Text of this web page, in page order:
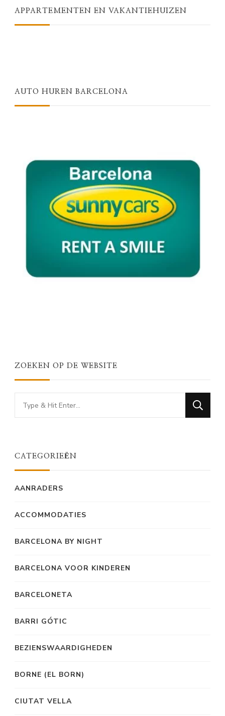
APPARTEMENTEN EN VAKANTIEHUIZEN
AUTO HUREN BARCELONA
ZOEKEN OP DE WEBSITE
Looking
for
CATEGORIEËN
AANRADERS
ACCOMMODATIES
BARCELONA BY NIGHT
BARCELONA VOOR KINDEREN
BARCELONETA
BARRI GÓTIC
BEZIENSWAARDIGHEDEN
BORNE (EL BORN)
CIUTAT VELLA